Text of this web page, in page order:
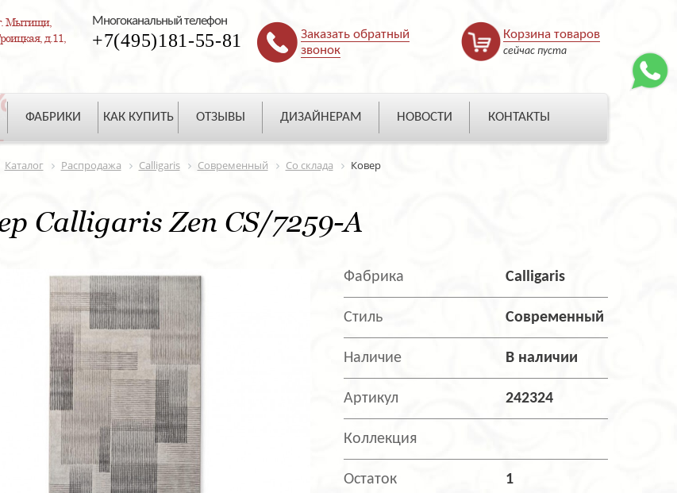
Мытищи,
д.11,
Многоканальный телефон
+7(495)181-55-81
Заказать обратный
звонок
Корзина товаров
сейчас пуста
ФАБРИКИ КАК КУПИТЬ ОТЗЫВЫ ДИЗАЙНЕРАМ НОВОСТИ КОНТАКТЫ
Каталог Распродажа Calligaris Современный Со склада Ковер
Calligaris Zen CS/7259-A
Фабрика Calligaris
Стиль Современный
Наличие В наличии
Артикул 242324
Коллекция
Остаток 1